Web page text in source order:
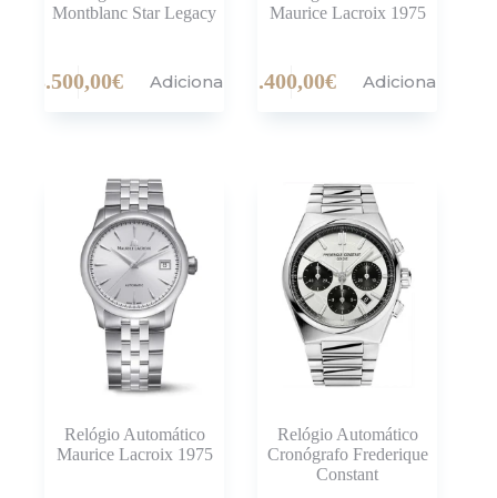
Montblanc Star Legacy
3.500,00€ Adicionar
Maurice Lacroix 1975
1.400,00€ Adicionar
Relógio Automático
Maurice Lacroix 1975
Relógio Automático
Cronógrafo Frederique
Constant